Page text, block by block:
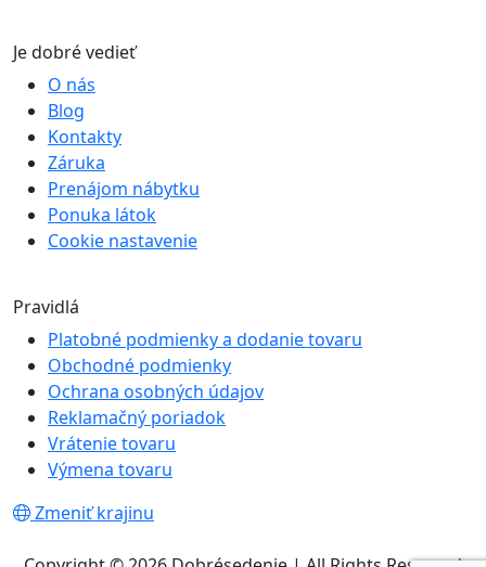
Je dobré vedieť
O nás
Blog
Kontakty
Záruka
Prenájom nábytku
Ponuka látok
Cookie nastavenie
Pravidlá
Platobné podmienky a dodanie tovaru
Obchodné podmienky
Ochrana osobných údajov
Reklamačný poriadok
Vrátenie tovaru
Výmena tovaru
Zmeniť krajinu